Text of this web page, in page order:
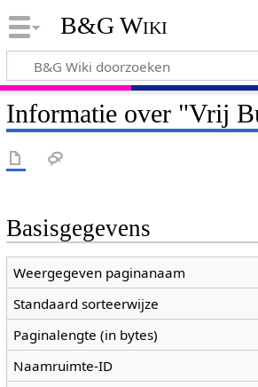
B&G Wiki
Informatie over "Vrij
Basisgegevens
Weergegeven paginanaam
Standaard sorteerwijze
Paginalengte (in bytes)
Naamruimte-ID